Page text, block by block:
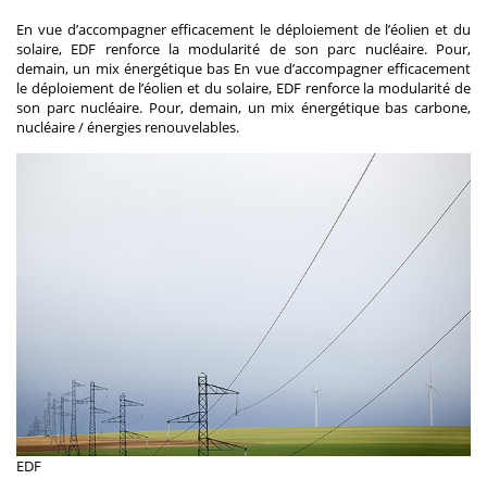
En vue d’accompagner efficacement le déploiement de l’éolien et du
solaire, EDF renforce la modularité de son parc nucléaire. Pour,
demain, un mix énergétique bas En vue d’accompagner efficacement
le déploiement de l’éolien et du solaire, EDF renforce la modularité de
son parc nucléaire. Pour, demain, un mix énergétique bas carbone,
nucléaire / énergies renouvelables.
EDF